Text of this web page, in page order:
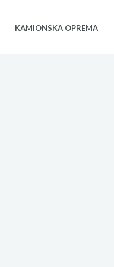
KAMIONSKA OPREMA